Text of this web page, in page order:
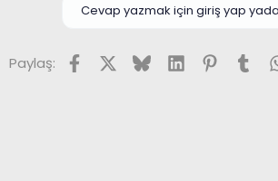
Cevap yazmak için giriş yap yada
Paylaş: FacebookX (Twitter)
BlueskyLinkedIn